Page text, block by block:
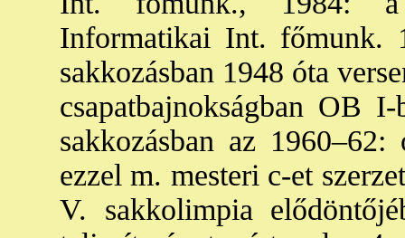
Informatikai Int. főmunk.
sakkozásban 1948 óta
csapatbajnokságban OB
sakkozásban az
ezzel m. mesteri c-et
V. sakkolimpia